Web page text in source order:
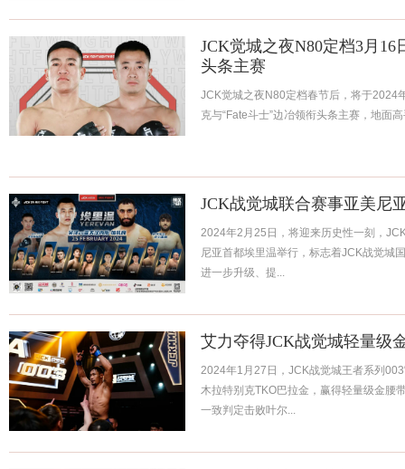
JCK觉城之夜N80定档3月
头条主赛
JCK觉城之夜N80定档春节后，将于2024
克与“Fate斗士”边冶领衔头条主赛，地面
JCK战觉城联合赛事亚美尼
2024年2月25日，将迎来历史性一刻，
尼亚首都埃里温举行，标志着JCK战觉城
进一步升级、提...
艾力夺得JCK战觉城轻量级
2024年1月27日，JCK战觉城王者系列
木拉特别克TKO巴拉金，赢得轻量级金腰
一致判定击败叶尔...